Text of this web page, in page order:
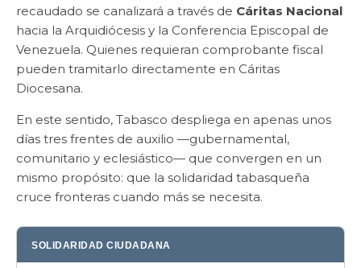
recaudado se canalizará a través de Cáritas Nacional
hacia la Arquidiócesis y la Conferencia Episcopal de
Venezuela. Quienes requieran comprobante fiscal
pueden tramitarlo directamente en Cáritas
Diocesana.
En este sentido, Tabasco despliega en apenas unos
días tres frentes de auxilio —gubernamental,
comunitario y eclesiástico— que convergen en un
mismo propósito: que la solidaridad tabasqueña
cruce fronteras cuando más se necesita.
SOLIDARIDAD CIUDADANA